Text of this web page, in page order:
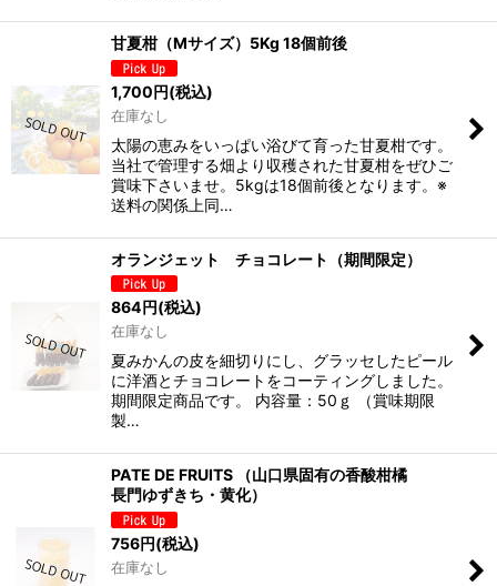
甘夏柑（Mサイズ）5Kg 18個前後
1,700円(税込)
在庫なし
太陽の恵みをいっぱい浴びて育った甘夏柑です。
当社で管理する畑より収穫された甘夏柑をぜひご
賞味下さいませ。5kgは18個前後となります。※
送料の関係上同…
オランジェット チョコレート（期間限定）
864円(税込)
在庫なし
夏みかんの皮を細切りにし、グラッセしたピール
に洋酒とチョコレートをコーティングしました。
期間限定商品です。 内容量：50ｇ （賞味期限
製…
PATE DE FRUITS （山口県固有の香酸柑橘
長門ゆずきち・黄化）
756円(税込)
在庫なし